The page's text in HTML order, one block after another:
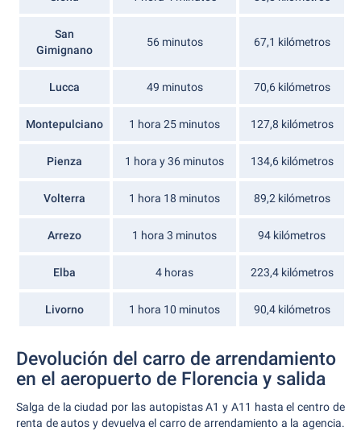
San
Gimignano
56 minutos 67,1 kilómetros
Lucca 49 minutos 70,6 kilómetros
Montepulciano 1 hora 25 minutos 127,8 kilómetros
Pienza 1 hora y 36 minutos 134,6 kilómetros
Volterra 1 hora 18 minutos 89,2 kilómetros
Arrezo 1 hora 3 minutos 94 kilómetros
Elba 4 horas 223,4 kilómetros
Livorno 1 hora 10 minutos 90,4 kilómetros
Devolución del carro de arrendamiento
en el aeropuerto de Florencia y salida
Salga de la ciudad por las autopistas A1 y A11 hasta el centro de
renta de autos y devuelva el carro de arrendamiento a la agencia.